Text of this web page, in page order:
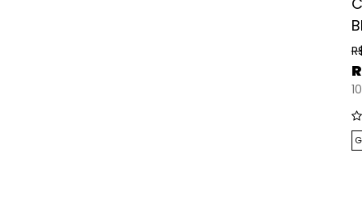
10
G